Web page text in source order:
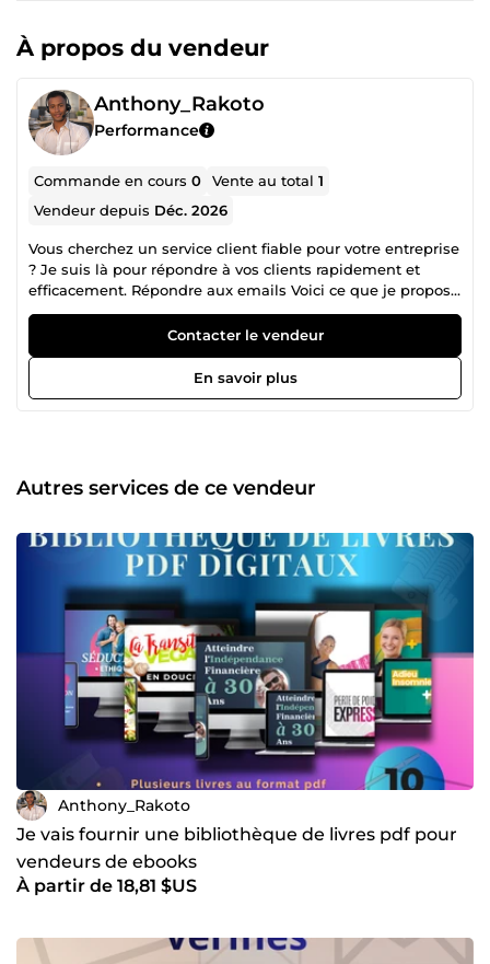
À propos du vendeur
Anthony_Rakoto
Performance
Commande en cours0 Vente au total1
Vendeur depuis Déc. 2026
Vous cherchez un service client fiable pour votre entreprise
? Je suis là pour répondre à vos clients rapidement et
efficacement. Répondre aux emails Voici ce que je propose
: 👉Gérer le chat en ligne 👉Prendre les appels
téléphoniques 👉Résoudre les problèmes ou rediriger les
demandes Mes qualités : 👉Rapidité et disponibilité 👉
Expérimenté 👉Professionnalisme et courtoisie 👉
Confidentialité et gestion efficace Avec mon service, vos
assurer un support client de qualité et développer la
satisfaction de vos clients !
Contacter le vendeur
En savoir plus
Autres services de ce vendeur
Anthony_Rakoto
Je vais fournir une bibliothèque de livres pdf pour
vendeurs de ebooks
À partir de 18,81 $US